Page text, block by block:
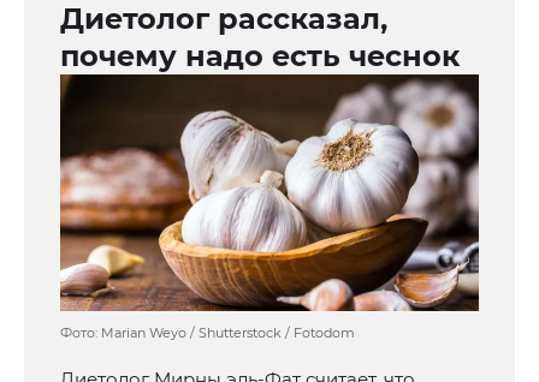
Диетолог рассказал,
почему надо есть чеснок
Фото: Marian Weyo / Shutterstock / Fotodom